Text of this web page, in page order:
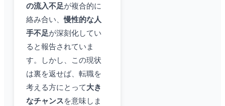
の流入不足が複合的に
絡み合い、慢性的な人
手不足が深刻化してい
ると報告されていま
す。しかし、この現状
は裏を返せば、転職を
考える方にとって大き
なチャンスを意味しま